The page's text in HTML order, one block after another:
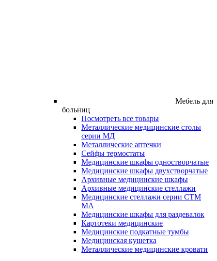
Мебель для
больниц
Посмотреть все товары
Металлические медицинские столы
серии МД
Металлические аптечки
Сейфы термостаты
Медицинские шкафы одностворчатые
Медицинские шкафы двухстворчатые
Архивные медицинские шкафы
Архивные медицинские стеллажи
Медицинские стеллажи серии СТМ
МА
Медицинские шкафы для раздевалок
Картотеки медицинские
Медицинские подкатные тумбы
Медицинская кушетка
Металлические медицинские кровати